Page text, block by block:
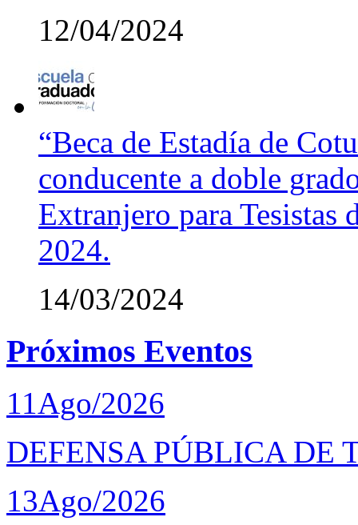
12/04/2024
“Beca de Estadía de
conducente a doble
Extranjero para Tesistas
2024.
14/03/2024
Próximos Eventos
11Ago/2026
DEFENSA PÚBLICA DE
13Ago/2026